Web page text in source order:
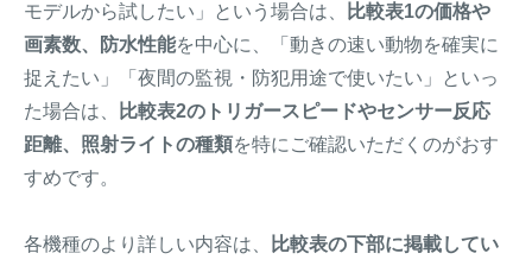
モデルから試したい」という場合は、
比較表1の価格や
画素数、防水性能を中心に、「動きの速い動物を確実に
捉えたい」「夜間の監視・防犯用途で使いたい」といっ
た場合は、
比較表2のトリガースピードやセンサー反応
距離、照射ライトの種類を特にご確認いただくのがおす
すめです。
各機種のより詳しい内容は、
比較表の下部に掲載してい